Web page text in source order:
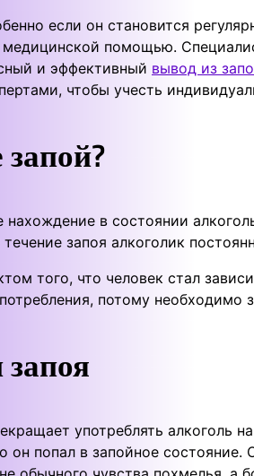
если он становится
помощью.
и эффективный вывод из
чтобы учесть
нахождение в состоянии
запоя алкоголик
того, что человек стал
потому необходимо
употреблять алкоголь
он попал в запойное состояние.